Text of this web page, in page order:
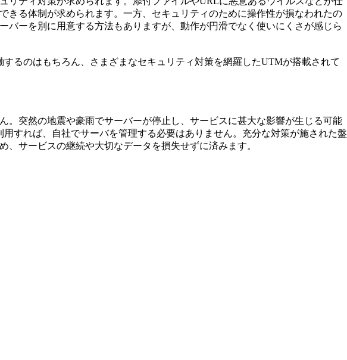
きる体制が求められます。一方、セキュリティのために操作性が損なわれたの
バーを別に用意する方法もありますが、動作が円滑でなく使いにくさが感じら
するのはもちろん、さまざまなセキュリティ対策を網羅したUTMが搭載されて
。突然の地震や豪雨でサーバーが停止し、サービスに甚大な影響が生じる可能
用すれば、自社でサーバを管理する必要はありません。充分な対策が施された盤
、サービスの継続や大切なデータを損失せずに済みます。